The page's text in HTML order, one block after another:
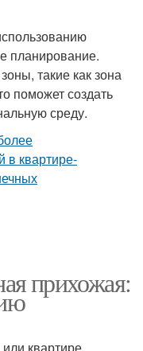
планирование.
такие как зона
поможет создать
среду.
прихожая: